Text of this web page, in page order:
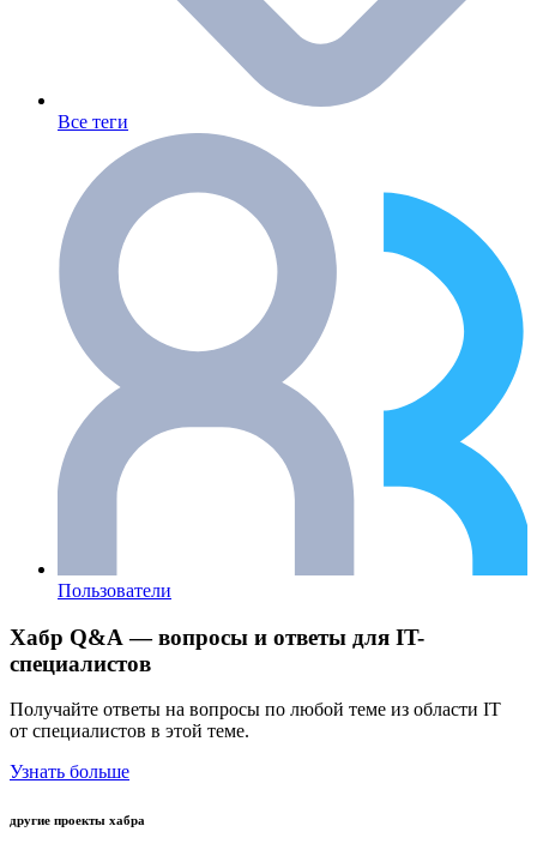
Все теги
Пользователи
Хабр Q&A — вопросы и ответы для IT-
специалистов
Получайте ответы на вопросы по любой теме из области IT
от специалистов в этой теме.
Узнать больше
другие проекты хабра